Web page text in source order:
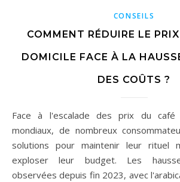
CONSEILS
COMMENT RÉDUIRE LE
DOMICILE FACE À LA
DES COÛTS ?
Face à l'escalade des prix du café sur les marchés
mondiaux, de nombreux
solutions pour maintenir leur rituel
exploser leur budget. Les
observées depuis fin 2023, avec